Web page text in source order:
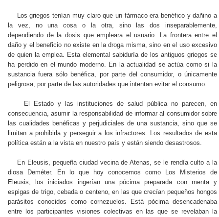
Los griegos tenían muy claro que un fármaco era benéfico y dañino a
la vez, no una cosa o la otra, sino las dos inseparablemente,
dependiendo de la dosis que empleara el usuario. La frontera entre el
daño y el beneficio no existe en la droga misma, sino en el uso excesivo
de quien la emplea. Esta elemental sabiduría de los antiguos griegos se
ha perdido en el mundo moderno. En la actualidad se actúa como si la
sustancia fuera sólo benéfica, por parte del consumidor, o únicamente
peligrosa, por parte de las autoridades que intentan evitar el consumo.
El Estado y las instituciones de salud pública no parecen, en
consecuencia, asumir la responsabilidad de informar al consumidor sobre
las cualidades benéficas y perjudiciales de una sustancia, sino que se
limitan a prohibirla y perseguir a los infractores. Los resultados de esta
política están a la vista en nuestro país y están siendo desastrosos.
En Eleusis, pequeña ciudad vecina de Atenas, se le rendía culto a la
diosa Deméter. En lo que hoy conocemos como Los Misterios de
Eleusis, los iniciados ingerían una pócima preparada con menta y
espigas de trigo, cebada o centeno, en las que crecían pequeños hongos
parásitos conocidos como cornezuelos. Está pócima desencadenaba
entre los participantes visiones colectivas en las que se revelaban la